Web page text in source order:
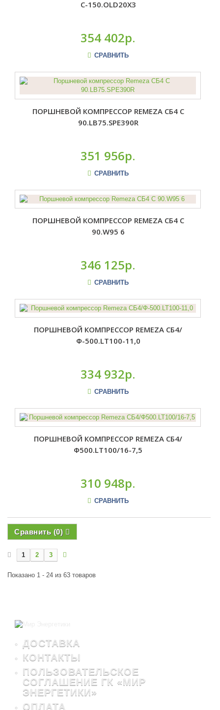
С-150.OLD20X3
354 402р.
СРАВНИТЬ
ПОРШНЕВОЙ КОМПРЕССОР REMEZA СБ4 С
90.LB75.SPE390R
351 956р.
СРАВНИТЬ
ПОРШНЕВОЙ КОМПРЕССОР REMEZA СБ4 С
90.W95 6
346 125р.
СРАВНИТЬ
ПОРШНЕВОЙ КОМПРЕССОР REMEZA СБ4/
Ф-500.LT100-11,0
334 932р.
СРАВНИТЬ
ПОРШНЕВОЙ КОМПРЕССОР REMEZA СБ4/
Ф500.LT100/16-7,5
310 948р.
СРАВНИТЬ
Сравнить (0)
1 2 3
Показано 1 - 24 из 63 товаров
ДОСТАВКА
КОНТАКТЫ
ПОЛЬЗОВАТЕЛЬСКОЕ
СОГЛАШЕНИЕ ГК «МИР
ЭНЕРГЕТИКИ»
ОПЛАТА